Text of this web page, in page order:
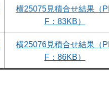
横25075見積合せ結果（
F：83KB）
横25076見積合せ結果（
F：86KB）